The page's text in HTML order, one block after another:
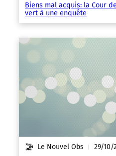
Biens mal acquis: la Cour
vert à une enquête
Le Nouvel Obs | 29/10/